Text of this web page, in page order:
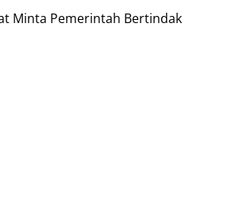
Minta Pemerintah Bertindak